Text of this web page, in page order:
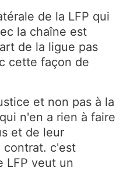
de la LFP qui
la chaîne est
de la ligue pas
cette façon de
et non pas à la
n'en a rien à faire
et de leur
contrat. c'est
LFP veut un